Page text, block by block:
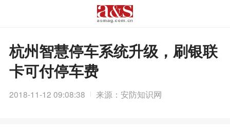
杭州智慧停车系统升级，刷银联
卡可付停车费
2018-11-12 09:08:38 来源：安防知识网